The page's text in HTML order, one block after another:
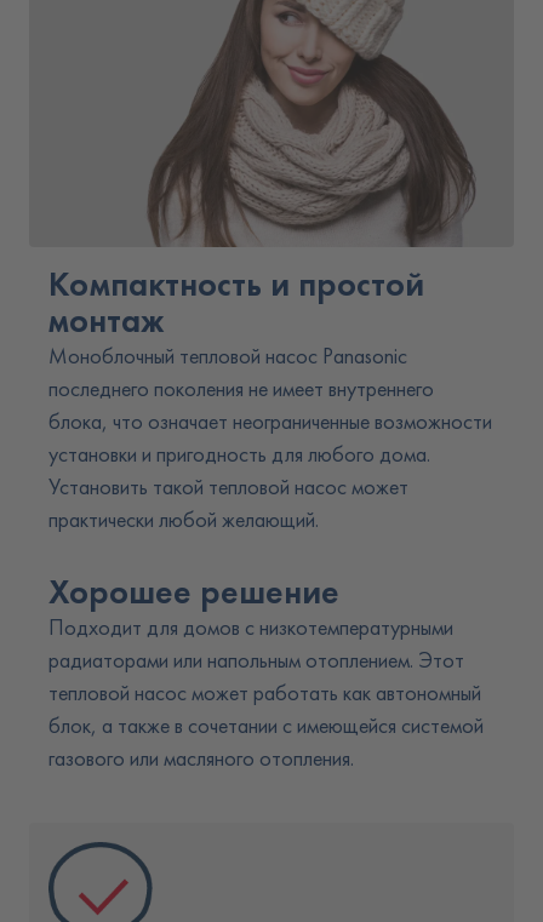
Компактность и простой
монтаж
Моноблочный тепловой насос Panasonic
последнего поколения не имеет внутреннего
блока, что означает неограниченные возможности
установки и пригодность для любого дома.
Установить такой тепловой насос может
практически любой желающий.
Хорошее решение
Подходит для домов с низкотемпературными
радиаторами или напольным отоплением. Этот
тепловой насос может работать как автономный
блок, а также в сочетании с имеющейся системой
газового или масляного отопления.